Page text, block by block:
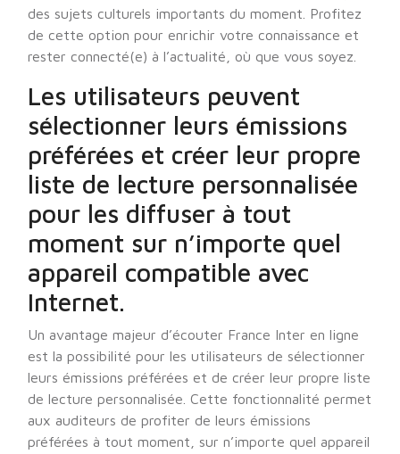
des sujets culturels importants du moment. Profitez
de cette option pour enrichir votre connaissance et
rester connecté(e) à l’actualité, où que vous soyez.
Les utilisateurs peuvent
sélectionner leurs émissions
préférées et créer leur propre
liste de lecture personnalisée
pour les diffuser à tout
moment sur n’importe quel
appareil compatible avec
Internet.
Un avantage majeur d’écouter France Inter en ligne
est la possibilité pour les utilisateurs de sélectionner
leurs émissions préférées et de créer leur propre liste
de lecture personnalisée. Cette fonctionnalité permet
aux auditeurs de profiter de leurs émissions
préférées à tout moment, sur n’importe quel appareil